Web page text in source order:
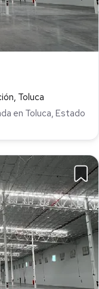
Toluca
en Toluca, Estado